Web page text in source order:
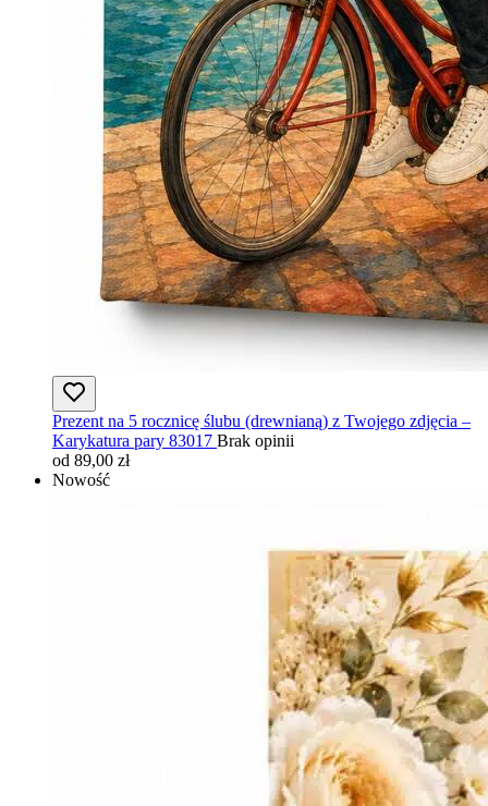
Prezent na 5 rocznicę ślubu (drewnianą) z Twojego zdjęcia –
Karykatura pary 83017 Brak opinii
od 89,00 zł
Nowość